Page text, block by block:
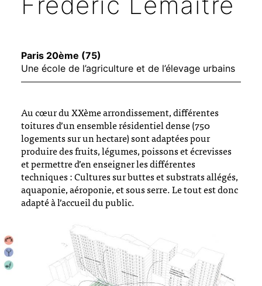
Paris 20ème (75)
Une école de l’agriculture et de l’élevage urbains
Au cœur du XXème arrondissement, différentes
toitures d’un ensemble résidentiel dense (750
logements sur un hectare) sont adaptées pour
produire des fruits, légumes, poissons et écrevisses
et permettre d’en enseigner les différentes
techniques : Cultures sur buttes et substrats allégés,
aquaponie, aéroponie, et sous serre. Le tout est donc
adapté à l’accueil du public.